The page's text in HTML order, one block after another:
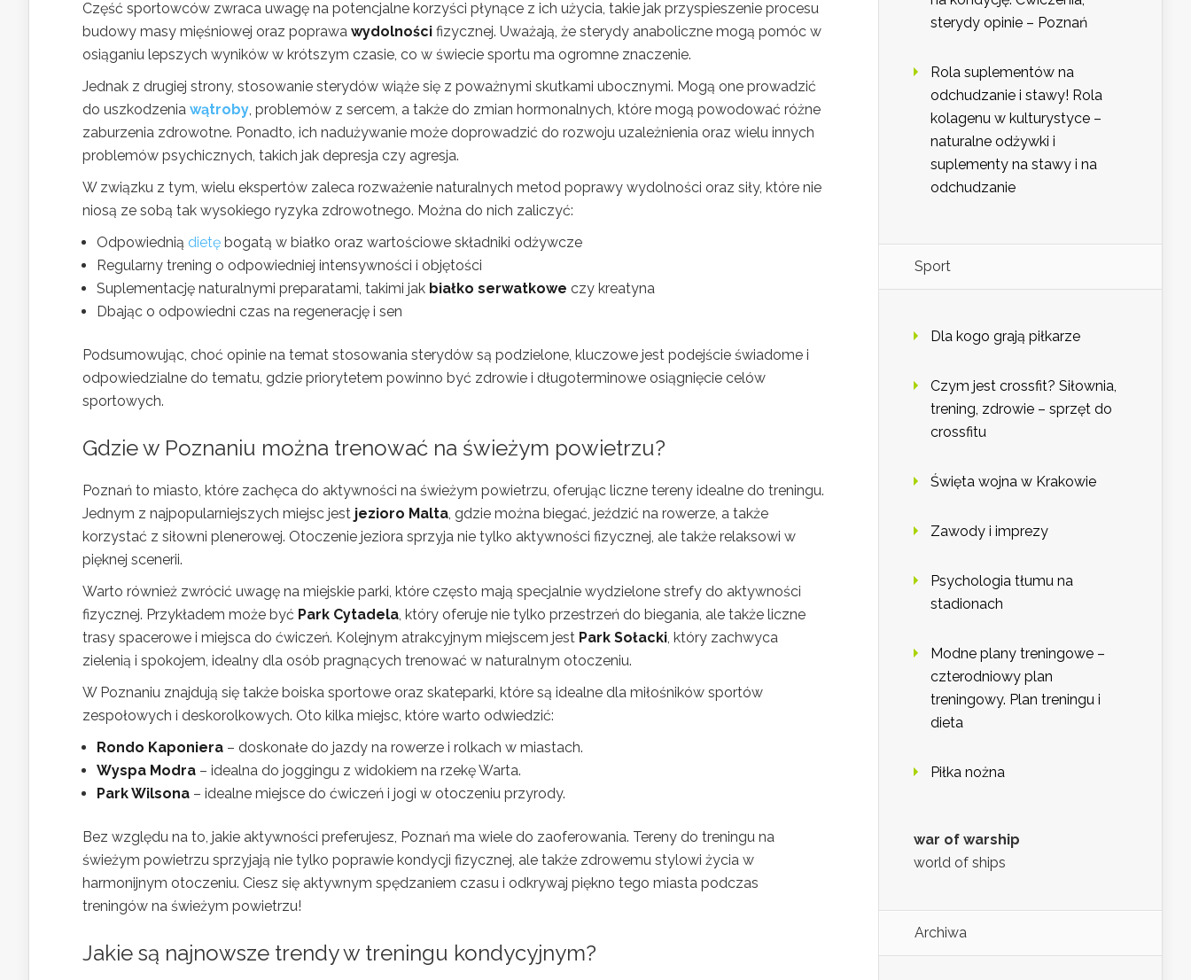
Część sportowców zwraca uwagę na potencjalne korzyści płynące z ich użycia, takie jak przyspieszenie procesu
budowy masy mięśniowej oraz poprawa wydolności fizycznej. Uważają, że sterydy anaboliczne mogą pomóc w
osiąganiu lepszych wyników w krótszym czasie, co w świecie sportu ma ogromne znaczenie.
Jednak z drugiej strony, stosowanie sterydów wiąże się z poważnymi skutkami ubocznymi. Mogą one prowadzić
do uszkodzenia wątroby, problemów z sercem, a także do zmian hormonalnych, które mogą powodować różne
zaburzenia zdrowotne. Ponadto, ich nadużywanie może doprowadzić do rozwoju uzależnienia oraz wielu innych
problemów psychicznych, takich jak depresja czy agresja.
W związku z tym, wielu ekspertów zaleca rozważenie naturalnych metod poprawy wydolności oraz siły, które nie
niosą ze sobą tak wysokiego ryzyka zdrowotnego. Można do nich zaliczyć:
Odpowiednią dietę bogatą w białko oraz wartościowe składniki odżywcze
Regularny trening o odpowiedniej intensywności i objętości
Suplementację naturalnymi preparatami, takimi jak białko serwatkowe czy kreatyna
Dbając o odpowiedni czas na regenerację i sen
Podsumowując, choć opinie na temat stosowania sterydów są podzielone, kluczowe jest podejście świadome i
odpowiedzialne do tematu, gdzie priorytetem powinno być zdrowie i długoterminowe osiągnięcie celów
sportowych.
Gdzie w Poznaniu można trenować na świeżym powietrzu?
Poznań to miasto, które zachęca do aktywności na świeżym powietrzu, oferując liczne tereny idealne do treningu.
Jednym z najpopularniejszych miejsc jest jezioro Malta, gdzie można biegać, jeździć na rowerze, a także
korzystać z siłowni plenerowej. Otoczenie jeziora sprzyja nie tylko aktywności fizycznej, ale także relaksowi w
pięknej scenerii.
Warto również zwrócić uwagę na miejskie parki, które często mają specjalnie wydzielone strefy do aktywności
fizycznej. Przykładem może być Park Cytadela, który oferuje nie tylko przestrzeń do biegania, ale także liczne
trasy spacerowe i miejsca do ćwiczeń. Kolejnym atrakcyjnym miejscem jest Park Sołacki, który zachwyca
zielenią i spokojem, idealny dla osób pragnących trenować w naturalnym otoczeniu.
W Poznaniu znajdują się także boiska sportowe oraz skateparki, które są idealne dla miłośników sportów
zespołowych i deskorolkowych. Oto kilka miejsc, które warto odwiedzić:
Rondo Kaponiera – doskonałe do jazdy na rowerze i rolkach w miastach.
Wyspa Modra – idealna do joggingu z widokiem na rzekę Warta.
Park Wilsona – idealne miejsce do ćwiczeń i jogi w otoczeniu przyrody.
Bez względu na to, jakie aktywności preferujesz, Poznań ma wiele do zaoferowania. Tereny do treningu na
świeżym powietrzu sprzyjają nie tylko poprawie kondycji fizycznej, ale także zdrowemu stylowi życia w
harmonijnym otoczeniu. Ciesz się aktywnym spędzaniem czasu i odkrywaj piękno tego miasta podczas
treningów na świeżym powietrzu!
Jakie są najnowsze trendy w treningu kondycyjnym?
sterydy opinie – Poznań
Rola suplementów na
odchudzanie i stawy! Rola
kolagenu w kulturystyce –
naturalne odżywki i
suplementy na stawy i na
odchudzanie
Sport
Dla kogo grają piłkarze
Czym jest crossfit? Siłownia,
trening, zdrowie – sprzęt do
crossfitu
Święta wojna w Krakowie
Zawody i imprezy
Psychologia tłumu na
stadionach
Modne plany treningowe –
czterodniowy plan
treningowy. Plan treningu i
dieta
Piłka nożna
war of warship
world of ships
Archiwa